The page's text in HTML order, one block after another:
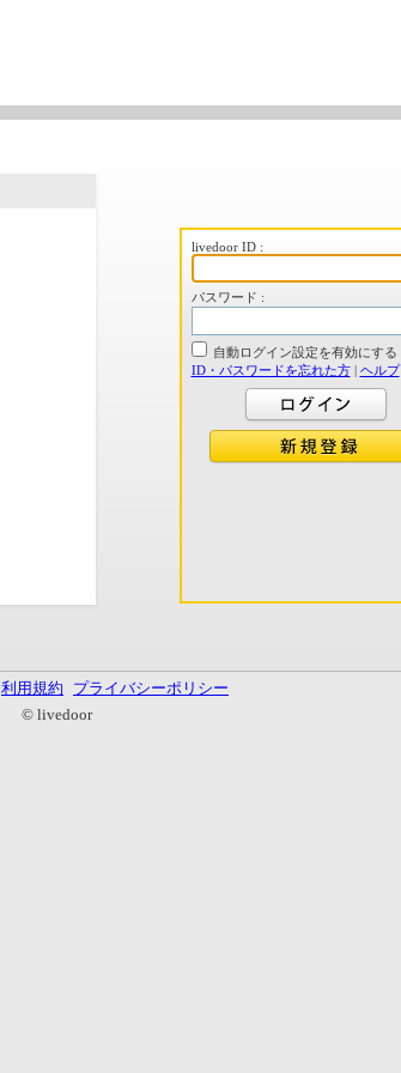
livedoor ID :
パスワード :
自動ログイン設定を有効にする
ID・パスワードを忘れた方| ヘルプ
利用規約
プライバシーポリシー
© livedoor